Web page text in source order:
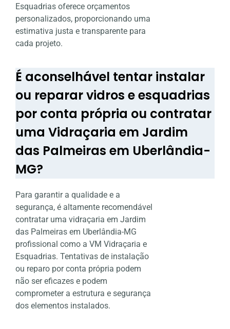
Esquadrias oferece orçamentos
personalizados, proporcionando uma
estimativa justa e transparente para
cada projeto.
É aconselhável tentar instalar
ou reparar vidros e esquadrias
por conta própria ou contratar
uma Vidraçaria em Jardim
das Palmeiras em Uberlândia-
MG?
Para garantir a qualidade e a
segurança, é altamente recomendável
contratar uma vidraçaria em Jardim
das Palmeiras em Uberlândia-MG
profissional como a VM Vidraçaria e
Esquadrias. Tentativas de instalação
ou reparo por conta própria podem
não ser eficazes e podem
comprometer a estrutura e segurança
dos elementos instalados.